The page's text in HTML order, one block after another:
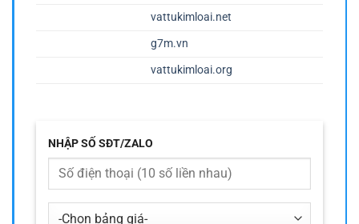
vattukimloai.net
g7m.vn
vattukimloai.org
NHẬP SỐ SĐT/ZALO